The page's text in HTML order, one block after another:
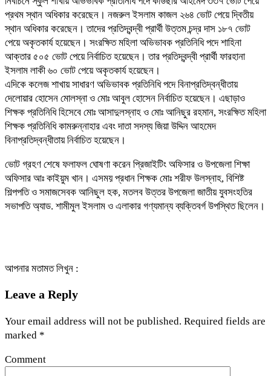
প্রথম স্থান অধিকার করেছেন। নজরুল ইসলাম কাজল ২৬৪ ভোট পেয়ে দ্বিতীয়
স্থান অধিকার করেছেন। তাদের প্রতিদ্বন্দ্বী প্রার্থী উত্তম চন্দ্র দাস ১৮৭ ভোট
পেয়ে অকৃতকার্য হয়েছেন। সংরক্ষিত মহিলা অভিভাবক প্রতিনিধি পদে শাহিনা
আক্তার ৫০৫ ভোট পেয়ে নির্বাচিত হয়েছেন। তার প্রতিদ্বন্দ্বী প্রার্থী ফারহানা
ইসলাম লাকী ৬০ ভোট পেয়ে অকৃতকার্য হয়েছেন।
এদিকে কলেজ শাখায় সাধারণ অভিভাবক প্রতিনিধি পদে বিনাপ্রতিদ্বন্ধীতায়
দেলোয়ার হোসেন মোলস্না ও মোঃ আবুল হোসেন নির্বাচিত হয়েছেন। এছাড়াও
শিক্ষক প্রতিনিধি হিসেবে মোঃ আসাদুলস্নাহ ও মোঃ আনিছুর রহমান, সংরক্ষিত মহিলা
শিক্ষক প্রতিনিধি কামরুন্নাহার এবং দাতা সদস্য জিয়া উদ্দিন আহমেদ
বিনাপ্রতিদ্বন্ধীতায় নির্বাচিত হয়েছেন।
ভোট গ্রহণ শেষে ফলাফল ঘোষণা করেন প্রিজাইটিং অফিসার ও উপজেলা শিক্ষা
অফিসার আঃ কাইয়ুম খান। এসময় প্রধান শিক্ষক মোঃ শরীফ উলস্নাহ, বিশিষ্ট
শিল্পপতি ও সমাজসেবক আনিছুল হক, মতলব উত্তর উপজেলা জাতীয় যুবসংহতির
সভাপতি অ্যাড. শামীমুল ইসলাম ও এলাকার গণ্যমান্য ব্যক্তিবর্গ উপস্থিত ছিলেন।
আপনার মতামত লিখুন :
Leave a Reply
Your email address will not be published. Required fields are
marked *
Comment